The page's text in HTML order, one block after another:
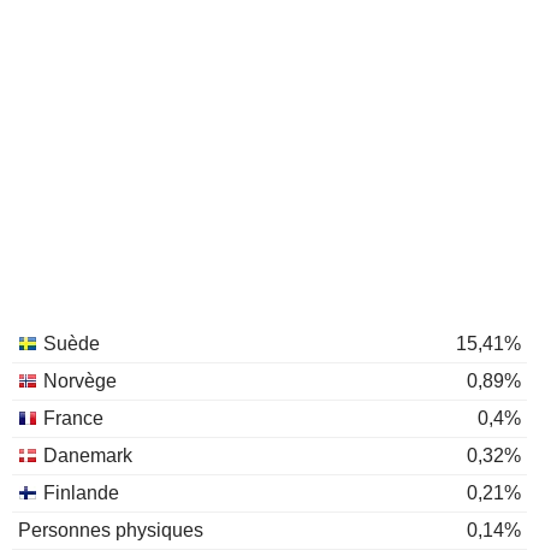
Suède
15,41%
Norvège
0,89%
France
0,4%
Danemark
0,32%
Finlande
0,21%
Personnes physiques
0,14%